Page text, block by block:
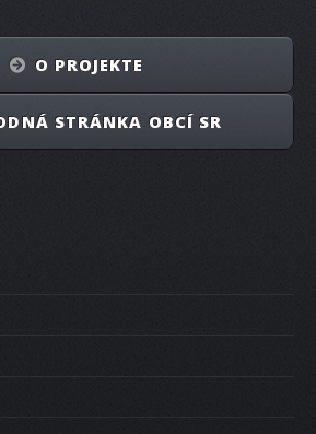
O PROJEKTE
STRÁNKA OBCÍ SR